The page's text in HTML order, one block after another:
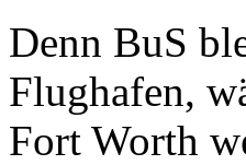
Denn BuS
Flughafen,
Fort Worth